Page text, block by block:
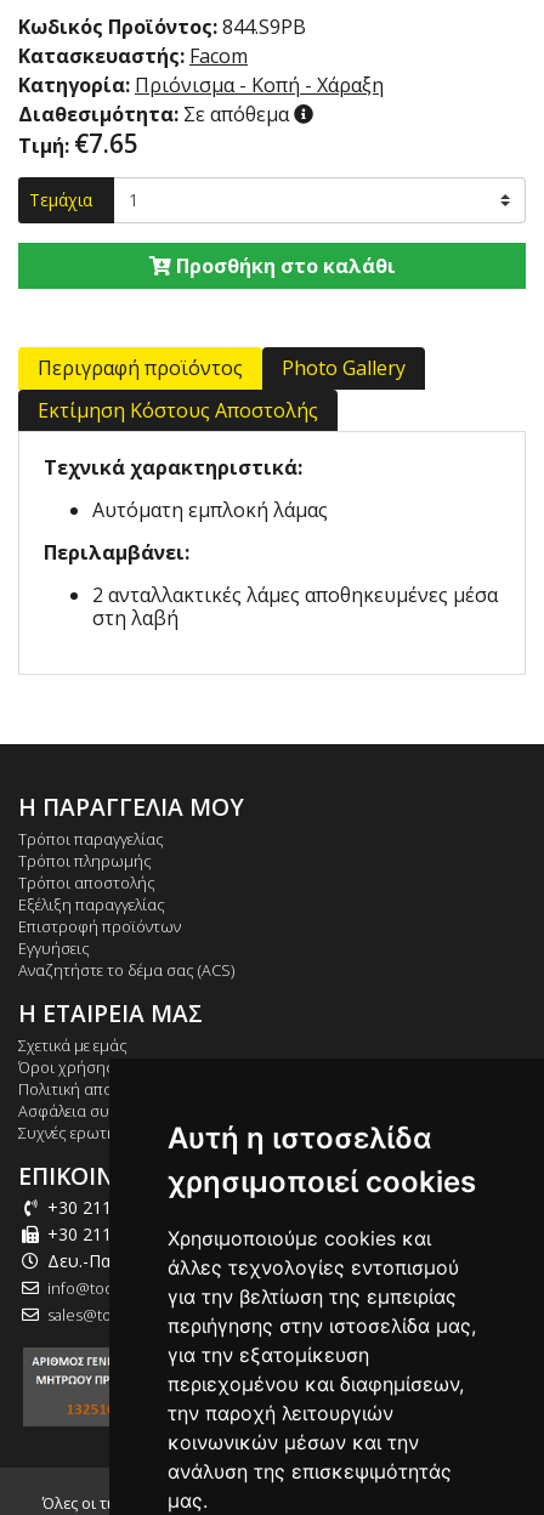
Κωδικός Προϊόντος:844.S9PB
Κατασκευαστής: Facom
Κατηγορία: Πριόνισμα - Κοπή - Χάραξη
Διαθεσιμότητα: Σε απόθεμα
Τιμή: €7.65
Τεμάχια
Προσθήκη στο καλάθι
Περιγραφή προϊόντος
Photo Gallery
Εκτίμηση Κόστους Αποστολής
Τεχνικά χαρακτηριστικά:
Αυτόματη εμπλοκή λάμας
Περιλαμβάνει:
2 ανταλλακτικές λάμες αποθηκευμένες μέσα
στη λαβή
Η ΠΑΡΑΓΓΕΛΙΑ ΜΟΥ
Τρόποι παραγγελίας
Τρόποι πληρωμής
Τρόποι αποστολής
Εξέλιξη παραγγελίας
Επιστροφή προϊόντων
Εγγυήσεις
Αναζητήστε το δέμα σας (ACS)
Η ΕΤΑΙΡΕΙΑ ΜΑΣ
Σχετικά με εμάς
Όροι χρήσης
Πολιτική απορρήτου
Ασφάλεια συναλλαγών
Συχνές ερωτήσεις
ΕΠΙΚΟΙΝΩΝΙΑ
+30 211 012 2003
+30 211 012 2004
Δευ.-Παρ.: 09:00-18:00
info@tool-market.gr
sales@tool-market.gr
Όλες οι τιμές που αναγράφονται συμπεριλαμβάνουν τον Φ.Π.Α.
Αυτή η ιστοσελίδα
χρησιμοποιεί cookies
Χρησιμοποιούμε cookies και
άλλες τεχνολογίες εντοπισμού
για την βελτίωση της εμπειρίας
περιήγησης στην ιστοσελίδα μας,
για την εξατομίκευση
περιεχομένου και διαφημίσεων,
την παροχή λειτουργιών
κοινωνικών μέσων και την
ανάλυση της επισκεψιμότητάς
μας.